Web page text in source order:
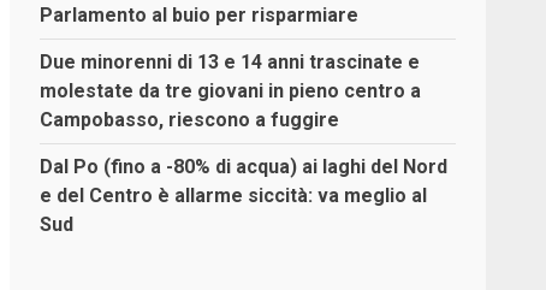
Parlamento al buio per risparmiare
Due minorenni di 13 e 14 anni trascinate e
molestate da tre giovani in pieno centro a
Campobasso, riescono a fuggire
Dal Po (fino a -80% di acqua) ai laghi del Nord
e del Centro è allarme siccità: va meglio al
Sud